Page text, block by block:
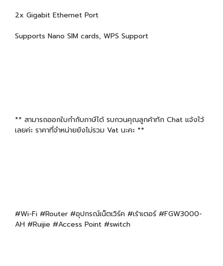
2x Gigabit Ethernet Port
Supports Nano SIM cards, WPS Support
** สามารถออกใบกำกับภาษีได้ รบกวนคุณลูกค้าทัก Chat แจ้งไว้
เลยค่ะ ราคาที่จำหน่ายยังไม่รวม Vat นะคะ **
#Wi-Fi #Router #อุปกรณ์เน็ตเวิร์ค #เร้าเตอร์ #FGW3000-
AH #Ruijie #Access Point #switch